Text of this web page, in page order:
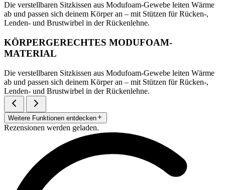
Die verstellbaren Sitzkissen aus Modufoam-Gewebe leiten Wärme
ab und passen sich deinem Körper an – mit Stützen für Rücken-,
Lenden- und Brustwirbel in der Rückenlehne.
KÖRPERGERECHTES MODUFOAM-
MATERIAL
Die verstellbaren Sitzkissen aus Modufoam-Gewebe leiten Wärme
ab und passen sich deinem Körper an – mit Stützen für Rücken-,
Lenden- und Brustwirbel in der Rückenlehne.
Weitere Funktionen entdecken
Rezensionen werden geladen.